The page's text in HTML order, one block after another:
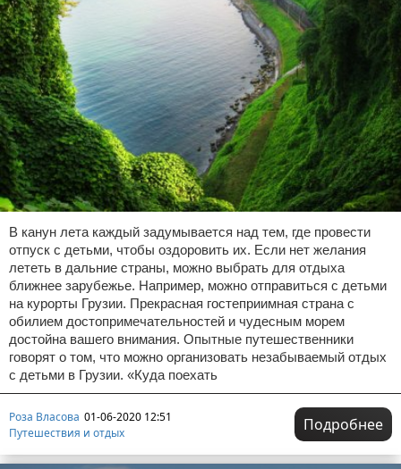
В канун лета каждый задумывается над тем, где провести
отпуск с детьми, чтобы оздоровить их. Если нет желания
лететь в дальние страны, можно выбрать для отдыха
ближнее зарубежье. Например, можно отправиться с детьми
на курорты Грузии. Прекрасная гостеприимная страна с
обилием достопримечательностей и чудесным морем
достойна вашего внимания. Опытные путешественники
говорят о том, что можно организовать незабываемый отдых
с детьми в Грузии. «Куда поехать
Роза Власова 01-06-2020 12:51
Путешествия и отдых
Подробнее